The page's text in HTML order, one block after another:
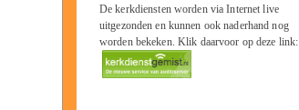
De kerkdiensten worden via Internet live
uitgezonden en kunnen ook naderhand nog
worden bekeken. Klik daarvoor op deze link: